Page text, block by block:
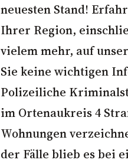
neuesten Stand!
Ihrer Region,
vielem mehr, auf
Sie keine wichtigen
Polizeiliche
im Ortenaukreis 4
Wohnungen
der Fälle blieb es bei